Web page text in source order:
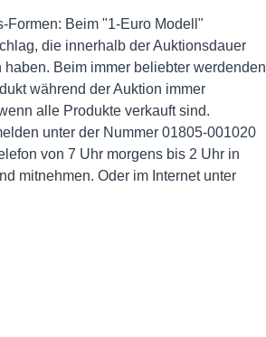
Formen: Beim "1-Euro Modell"
die innerhalb der Auktionsdauer
Beim immer beliebter werdenden
während der Auktion immer
alle Produkte verkauft sind.
unter der Nummer 01805-001020
von 7 Uhr morgens bis 2 Uhr in